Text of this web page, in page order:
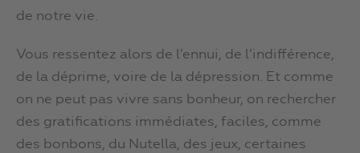
de notre vie.
Vous ressentez alors de l’ennui, de l’indifférence,
de la déprime, voire de la dépression. Et comme
on ne peut pas vivre sans bonheur, on rechercher
des gratifications immédiates, faciles, comme
des bonbons, du Nutella, des jeux, certaines